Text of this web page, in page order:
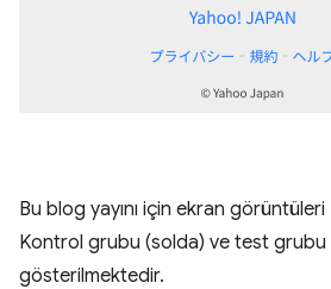
Bu blog yayını için ekran
Kontrol grubu (solda) ve test grubu
gösterilmektedir.